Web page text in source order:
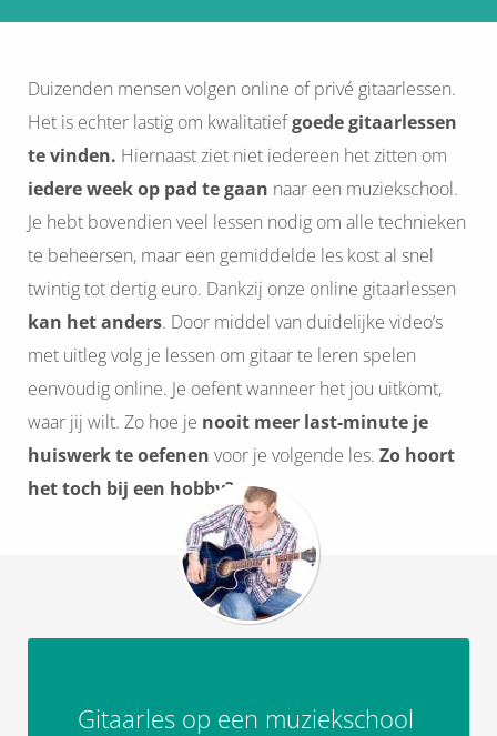
Duizenden mensen volgen online of privé gitaarlessen.
Het is echter lastig om kwalitatiefgoede gitaarlessen
te vinden. Hiernaast ziet niet iedereen het zitten om
iedere week op pad te gaan naar een muziekschool.
Je hebt bovendien veel lessen nodig om alle technieken
te beheersen, maar een gemiddelde les kost al snel
twintig tot dertig euro. Dankzij onze online gitaarlessen
kan het anders. Door middel van duidelijke video’s
met uitleg volg je lessen om gitaar te leren spelen
eenvoudig online. Je oefent wanneer het jou uitkomt,
waar jij wilt. Zo hoe je nooit meer last-minute je
huiswerk te oefenen voor je volgende les. Zo hoort
het toch bij een hobby?
Gitaarles op een muziekschool